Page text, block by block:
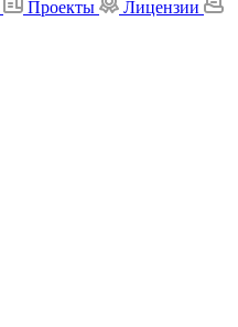
Проекты
Лицензии